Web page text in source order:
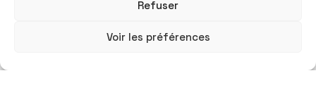
Refuser
Voir les préférences
© 2025 Morocco Automotive Engineering - EngiMA,